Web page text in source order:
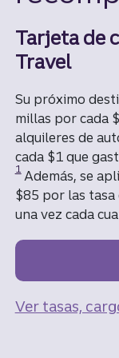
Tarjeta de
Travel
Su próximo
millas por cada
alquileres de
cada $1 que
1 Además, se
$85 por las tasa
una vez cada
Ver tasas,